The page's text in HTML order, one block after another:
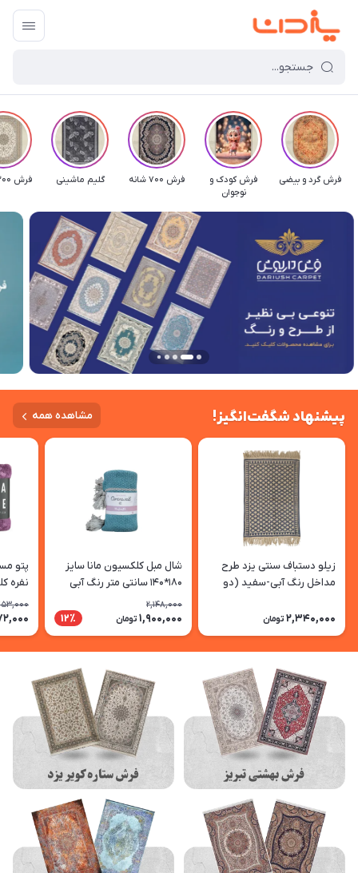
فرش گرد و بیضی
فرش کودک و
نوجوان
فرش 700 شانه گلیم ماشینی فرش 1200 شانه
پیشنهاد شگفت‌انگیز! مشاهده همه
زیلو دستباف سنتی یزد طرح
مداخل رنگ آبی-سفید (دو
2,340,000 تومان
شال مبل کلکسیون مانا سایز
180*140 سانتی متر رنگ آبی
دریایی-خاکی
2,148,000
1,900,000 تومان 12٪
پتو
نفره